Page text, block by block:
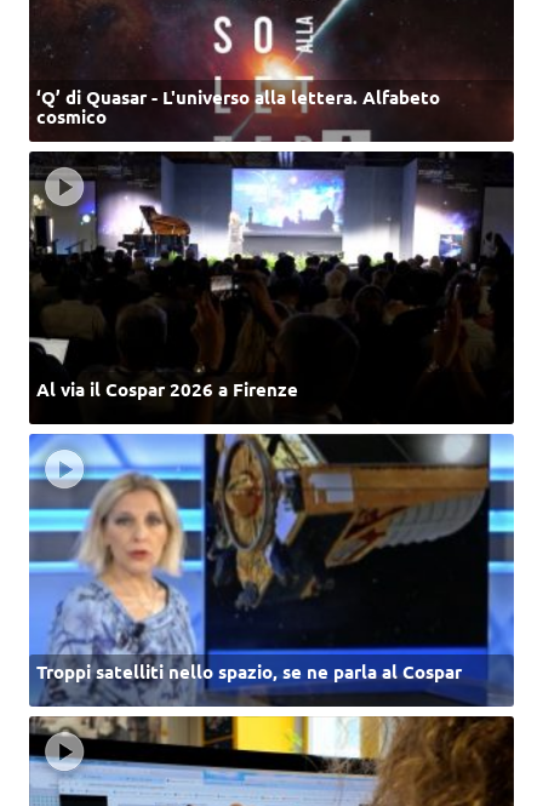
‘Q’ di Quasar - L'universo alla lettera. Alfabeto
cosmico
Al via il Cospar 2026 a Firenze
Troppi satelliti nello spazio, se ne parla al Cospar